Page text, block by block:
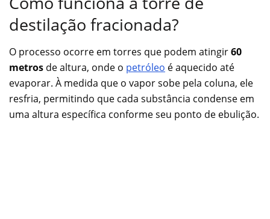
destilação fracionada?
O processo ocorre em torres que podem atingir60
metros de altura, onde o petróleo é aquecido até
evaporar. À medida que o vapor sobe pela coluna, ele
resfria, permitindo que cada substância condense em
uma altura específica conforme seu ponto de ebulição.